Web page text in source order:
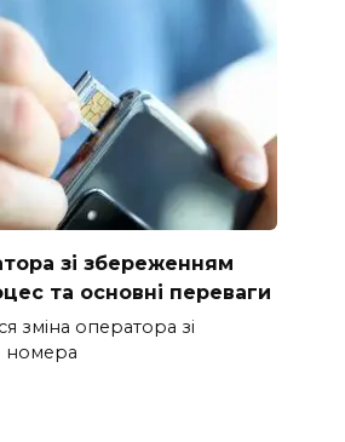
зі збереженням
та основні переваги
зміна оператора зі
номера